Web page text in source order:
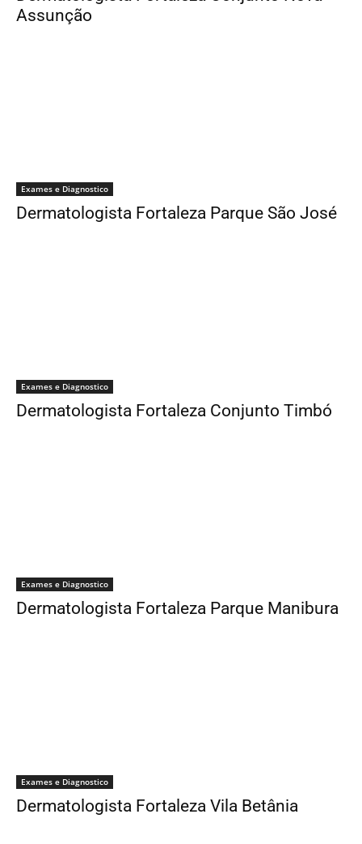
Assunção
Exames e Diagnostico
Dermatologista Fortaleza Parque São José
Exames e Diagnostico
Dermatologista Fortaleza Conjunto Timbó
Exames e Diagnostico
Dermatologista Fortaleza Parque Manibura
Exames e Diagnostico
Dermatologista Fortaleza Vila Betânia